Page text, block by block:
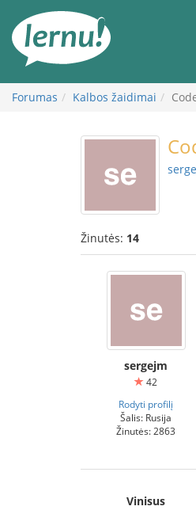
turinį
Forumas Kalbos žaidimai
Žinutės: 14
sergejm
42
Rodyti profilį
Šalis: Rusija
Žinutės: 2863
Vinisus